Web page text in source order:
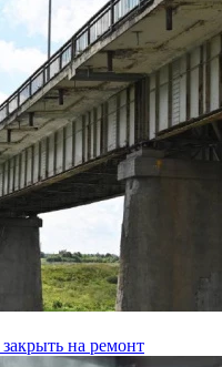
на ремонт